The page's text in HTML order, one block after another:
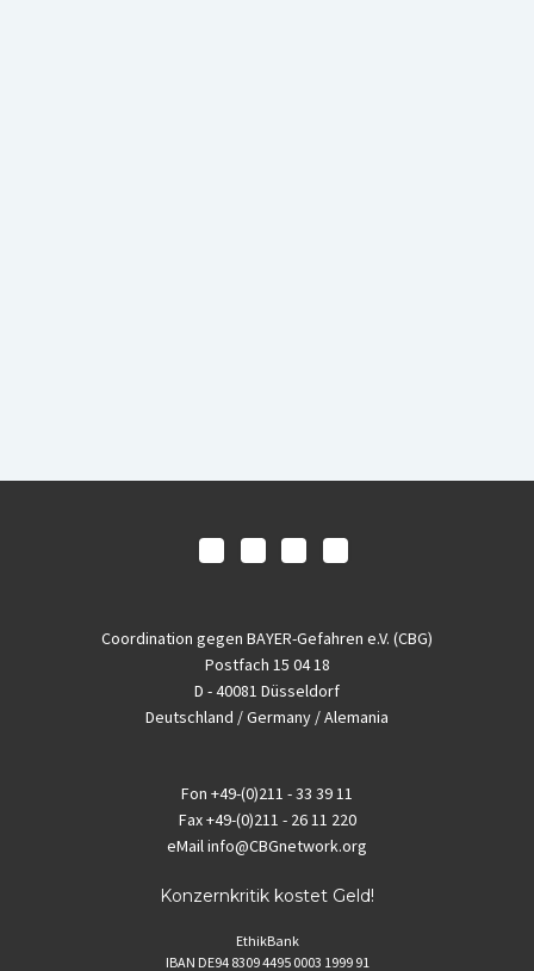
Coordination gegen BAYER-Gefahren e.V. (CBG)
Postfach 15 04 18
D - 40081 Düsseldorf
Deutschland / Germany / Alemania
Fon +49-(0)211 - 33 39 11
Fax+49-(0)211 - 26 11 220
eMailinfo@CBGnetwork.org
Konzernkritik kostet Geld!
EthikBank
IBAN DE94 8309 4495 0003 1999 91